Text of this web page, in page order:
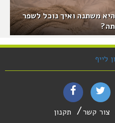
משתנה ואיך נוכל לשפר
צור קשר תקנון